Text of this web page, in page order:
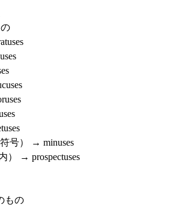
） → minuses
prospectuses
の